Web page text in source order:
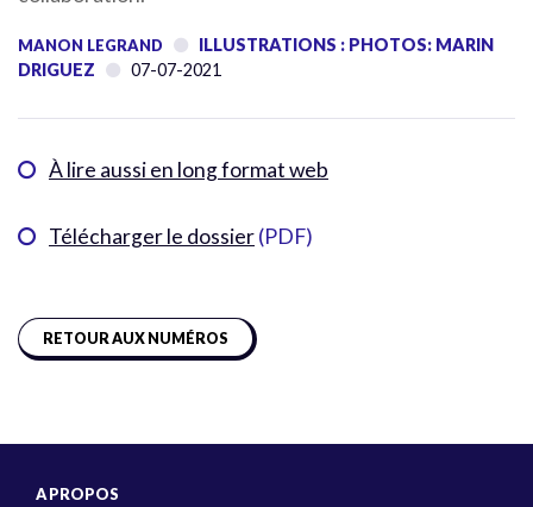
MANON LEGRAND
ILLUSTRATIONS : PHOTOS: MARIN
DRIGUEZ
07-07-2021
À lire aussi en long format web
Télécharger le dossier(PDF)
RETOUR AUX NUMÉROS
A PROPOS